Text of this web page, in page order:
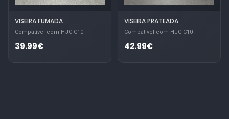
VISEIRA FUMADA
Compatível com HJC C10
39.99€
VISEIRA PRATEADA
Compatível com HJC C10
42.99€